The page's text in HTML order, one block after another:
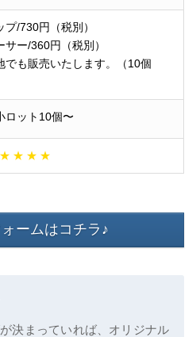
プ/730円（税別 ）
サー/360円（税別）
でも販売いたします。（10個
ロット10個〜
★ ★ ★ ★
ームはコチラ♪
決まっていれば、オリジナル